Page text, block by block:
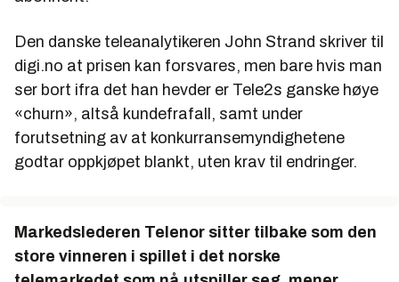
Den danske teleanalytikeren John Strand skriver til
digi.no at prisen kan forsvares, men bare hvis man
ser bort ifra det han hevder er Tele2s ganske høye
«churn», altså kundefrafall, samt under
forutsetning av at konkurransemyndighetene
godtar oppkjøpet blankt, uten krav til endringer.
Markedslederen Telenor sitter tilbake som den
store vinneren i spillet i det norske